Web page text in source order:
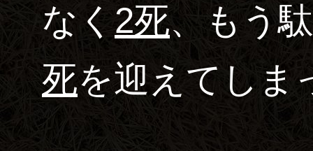
なく2死、もう
死を迎えてしま